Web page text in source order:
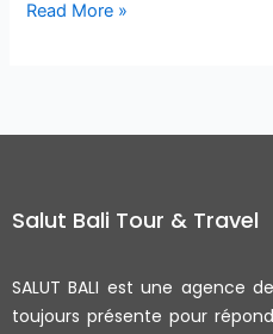
Read More »
Salut Bali Tour & Travel
SALUT BALI est une agence
toujours présente pour